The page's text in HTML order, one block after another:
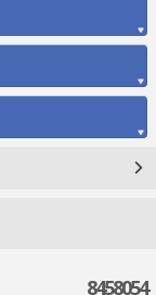
8458054